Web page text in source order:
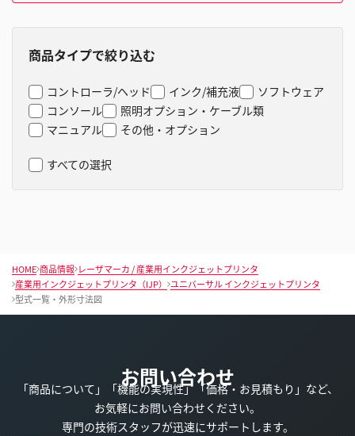
商品タイプで絞り込む
コントローラ/ヘッド インク/補充液
ソフトウェア
コンソール
照明オプション・ケーブル類
マニュアル
その他・オプション
すべての選択
HOME 商品情報 レーザマーカ / 産業用インクジェットプリンタ
産業用インクジェットプリンタ（IJP）
ユニバーサル インクジェットプリンタ
型式一覧・外形寸法図
お問い合わせ
「商品について」「機能の実現性」「価格・お見積もり」など、
お気軽にお問い合わせください。
専門の技術スタッフが迅速にサポートします。